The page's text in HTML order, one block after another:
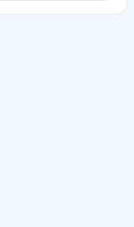
زنان و اورولوژی را که در